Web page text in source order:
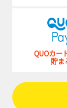
QUOカー
貯ま